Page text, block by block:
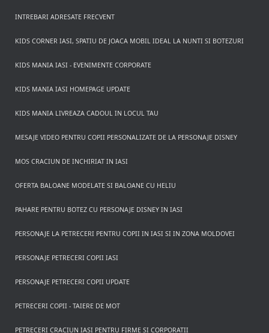
INTREBARI ADRESATE FRECVENT
KIDS CORNER IASI, SPATIU DE JOACA MOBIL IDEAL LA NUNTI SI BOTEZURI
KIDS MANIA IASI - EVENIMENTE CORPORATE
KIDS MANIA IASI HOMEPAGE UPDATE
KIDS MANIA LIVREAZA CADOUL IN LOCUL TAU
MESAJE VIDEO PENTRU COPII PERSONALIZATE DE LA PERSONAJE DISNEY
MOS CRACIUN DE INCHIRIAT IN IASI
OFERTA BALOANE MODELATE SI BALOANE CU HELIU
PAHARE PENTRU BOTEZ CU PERSONAJE DISNEY IN IASI
PERSONAJE LA PETRECERI PENTRU COPII IN IASI SI IN ZONA MOLDOVEI
PERSONAJE PETRECERI COPII IASI
PERSONAJE PETRECERI COPII UPDATE
PETRECERI COPII - TAIERE DE MOT
PETRECERI CRACIUN IASI PENTRU FIRME SI CORPORATII